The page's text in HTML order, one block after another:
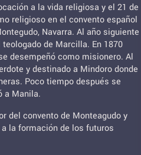
a la vida religiosa y el 21 de
religioso en el convento español
Navarra. Al año siguiente
de Marcilla. En 1870
desempeñó como misionero. Al
y destinado a Mindoro donde
Poco tiempo después se
a Manila.
del convento de Monteagudo y
la formación de los futuros